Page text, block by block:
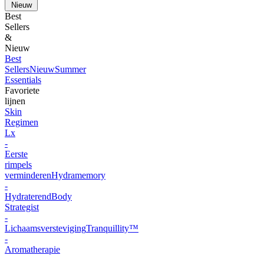
Nieuw
Best
Sellers
&
Nieuw
Best
SellersNieuwSummer
Essentials
Favoriete
lijnen
Skin
Regimen
Lx
-
Eerste
rimpels
verminderenHydramemory
-
HydraterendBody
Strategist
-
LichaamsverstevigingTranquillity™
-
Aromatherapie